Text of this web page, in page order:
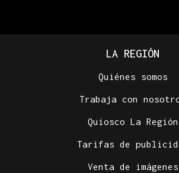
LA REGIÓN
Quiénes somos
Trabaja con
Quiosco La Región
Tarifas de
Venta de imágenes